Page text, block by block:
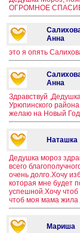
ОГРОМНОЕ
Анна
это я опять
Анна
Здравствуй
Урюпинского
желаю на Новый Год
Наташка
Дедушка мороз
всего
очень долго.Хочу
которая мне будет
успешной.Хочу чтоб
чтоб моя мама
Мариша